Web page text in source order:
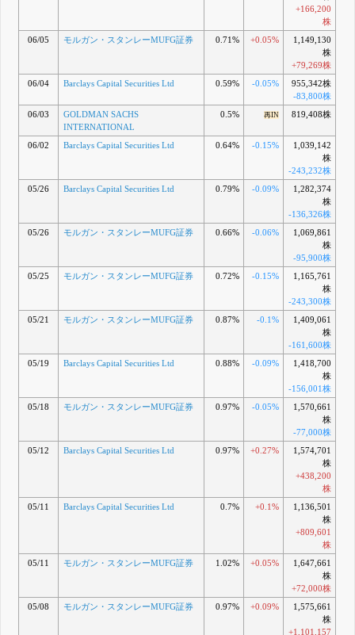
+166,200
株
06/05
モルガン・スタンレーMUFG証券 0.71% +0.05%
1,149,130
株
+79,269株
06/04
Barclays Capital Securities Ltd 0.59% -0.05%
955,342株
-83,800株
06/03
GOLDMAN SACHS
INTERNATIONAL
0.5% 再IN 819,408株
06/02 Barclays Capital Securities Ltd 0.64% -0.15%
1,039,142
株
-243,232株
05/26
Barclays Capital Securities Ltd 0.79% -0.09%
1,282,374
株
-136,326株
05/26
モルガン・スタンレーMUFG証券 0.66% -0.06%
1,069,861
株
-95,900株
05/25
モルガン・スタンレーMUFG証券 0.72% -0.15%
1,165,761
株
-243,300株
05/21
モルガン・スタンレーMUFG証券 0.87% -0.1%
1,409,061
株
-161,600株
05/19
Barclays Capital Securities Ltd 0.88% -0.09%
1,418,700
株
-156,001株
05/18
モルガン・スタンレーMUFG証券 0.97% -0.05%
1,570,661
株
-77,000株
05/12
Barclays Capital Securities Ltd 0.97% +0.27%
1,574,701
株
+438,200
株
05/11
Barclays Capital Securities Ltd 0.7% +0.1%
1,136,501
株
+809,601
株
05/11
モルガン・スタンレーMUFG証券 1.02% +0.05%
1,647,661
株
+72,000株
05/08
モルガン・スタンレーMUFG証券 0.97% +0.09%
1,575,661
株
+1,101,157